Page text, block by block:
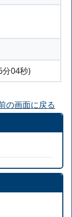
分04秒)
の画面に戻る